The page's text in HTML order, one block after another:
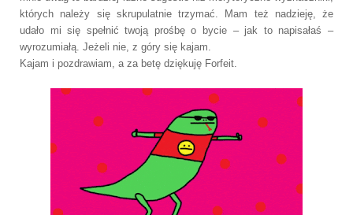
których należy się skrupulatnie trzymać. Mam też nadzieję, że
udało mi się spełnić twoją prośbę o bycie – jak to napisałaś –
wyrozumiałą. Jeżeli nie, z góry się kajam.
Kajam i pozdrawiam, a za betę dziękuję Forfeit.